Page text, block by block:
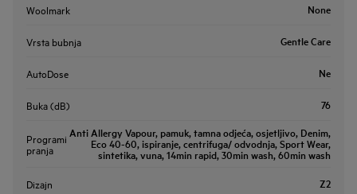
Woolmark None
Vrsta bubnja Gentle Care
AutoDose Ne
Buka (dB) 76
Programi
pranja
Anti Allergy Vapour, pamuk, tamna odjeća, osjetljivo, Denim,
Eco 40-60, ispiranje, centrifuga/ odvodnja, Sport Wear,
sintetika, vuna, 14min rapid, 30min wash, 60min wash
Dizajn Z2